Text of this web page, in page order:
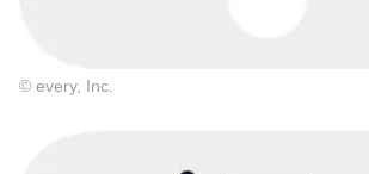
© every, Inc.